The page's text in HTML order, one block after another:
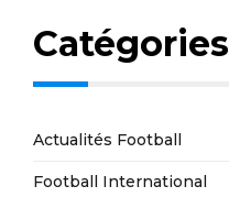
Catégories
Actualités Football
Football International